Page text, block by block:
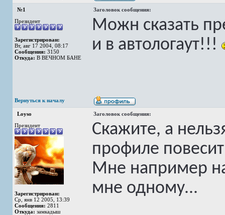
№1
Заголовок сообщения:
Президент
Зарегистрирован:
Вт, авг 17 2004, 08:17
Сообщения: 3150
Откуда: В ВЕЧНОМ БАНЕ
Можн сказать
и в автологаут!!!
Вернуться к началу
Loyso
Заголовок сообщения:
Президент
Зарегистрирован:
Ср, янв 12 2005, 13:39
Сообщения: 2811
Откуда: замкадыш
Скажите, а
профиле
Мне например
мне одному...